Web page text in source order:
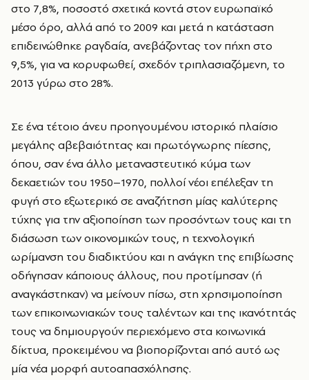
στο 7,8%, ποσοστό σχετικά κοντά στον ευρωπαϊκό
μέσο όρο, αλλά από το 2009 και μετά η κατάσταση
επιδεινώθηκε ραγδαία, ανεβάζοντας τον πήχη στο
9,5%, για να κορυφωθεί, σχεδόν τριπλασιαζόμενη, το
2013 γύρω στο 28%.
Σε ένα τέτοιο άνευ προηγουμένου ιστορικό πλαίσιο
μεγάλης αβεβαιότητας και πρωτόγνωρης πίεσης,
όπου, σαν ένα άλλο μεταναστευτικό κύμα των
δεκαετιών του 1950–1970, πολλοί νέοι επέλεξαν τη
φυγή στο εξωτερικό σε αναζήτηση μίας καλύτερης
τύχης για την αξιοποίηση των προσόντων τους και τη
διάσωση των οικονομικών τους, η τεχνολογική
ωρίμανση του διαδικτύου και η ανάγκη της επιβίωσης
οδήγησαν κάποιους άλλους, που προτίμησαν (ή
αναγκάστηκαν) να μείνουν πίσω, στη χρησιμοποίηση
των επικοινωνιακών τους ταλέντων και της ικανότητάς
τους να δημιουργούν περιεχόμενο στα κοινωνικά
δίκτυα, προκειμένου να βιοπορίζονται από αυτό ως
μία νέα μορφή αυτοαπασχόλησης.